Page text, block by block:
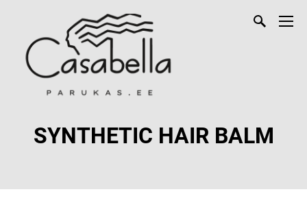
SYNTHETIC HAIR BALM